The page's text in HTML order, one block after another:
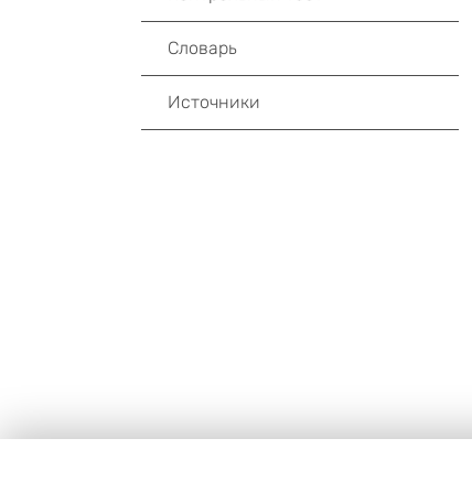
Словарь
Источники